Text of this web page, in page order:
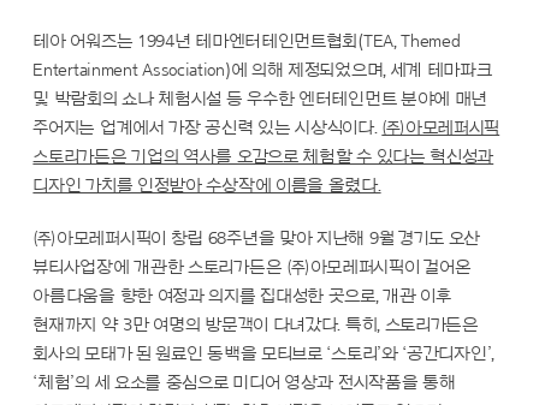
테아 어워즈는 1994년 테마엔터테인먼트협회(TEA, Themed
Entertainment Association)에 의해 제정되었으며, 세계 테마파크
및 박람회의 쇼나 체험시설 등 우수한 엔터테인먼트 분야에 매년
주어지는 업계에서 가장 공신력 있는 시상식이다. ㈜아모레퍼시픽
스토리가든은 기업의 역사를 오감으로 체험할 수 있다는 혁신성과
디자인 가치를 인정받아 수상작에 이름을 올렸다.
㈜아모레퍼시픽이 창립 68주년을 맞아 지난해 9월 경기도 오산
뷰티사업장에 개관한 스토리가든은 ㈜아모레퍼시픽이 걸어온
아름다움을 향한 여정과 의지를 집대성한 곳으로, 개관 이후
현재까지 약 3만 여명의 방문객이 다녀갔다. 특히, 스토리가든은
회사의 모태가 된 원료인 동백을 모티브로 ‘스토리’와 ‘공간디자인’,
‘체험’의 세 요소를 중심으로 미디어 영상과 전시작품을 통해